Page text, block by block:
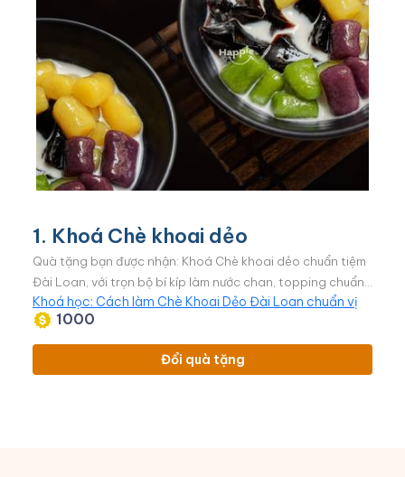
1. Khoá Chè khoai dẻo
Quà tặng bạn được nhận: Khoá Chè khoai dẻo chuẩn tiệm
Đài Loan, với trọn bộ bí kíp làm nước chan, topping chuẩn
tiệm
Khoá học: Cách làm Chè Khoai Dẻo Đài Loan chuẩn vị
1000
Đổi quà tặng